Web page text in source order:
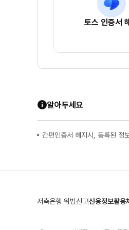
토스 인증서
알아두세요
간편인증서 해지시, 등록된 정
저축은행 위법신고신용정보활용